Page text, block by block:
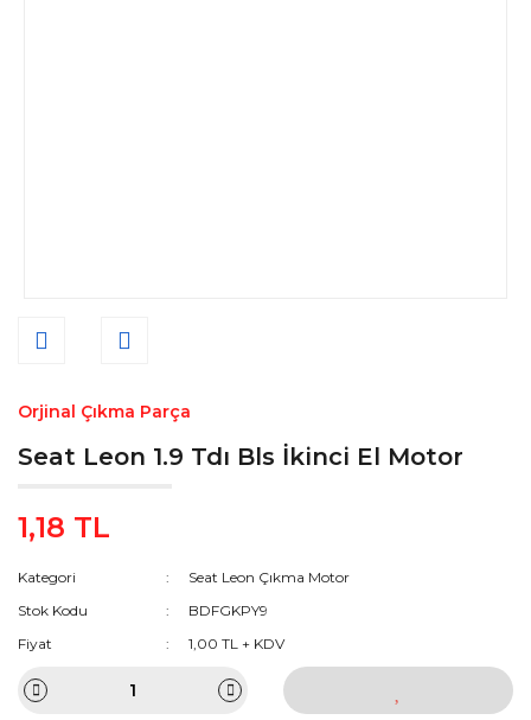
Orjinal Çıkma Parça
Seat Leon 1.9 Tdı Bls İkinci El Motor
1,18 TL
Kategori
Seat Leon Çıkma Motor
Stok Kodu
BDFGKPY9
Fiyat
1,00 TL + KDV